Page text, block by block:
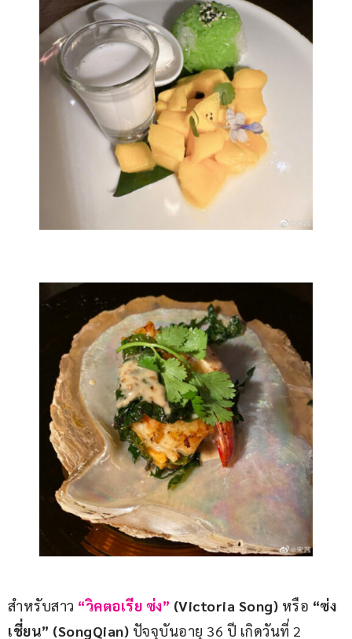
สำหรับสาว “วิคตอเรีย ซ่ง” (Victoria Song) หรือ “ซ่ง
เชี่ยน” (SongQian) ปัจจุบันอายุ 36 ปี เกิดวันที่ 2